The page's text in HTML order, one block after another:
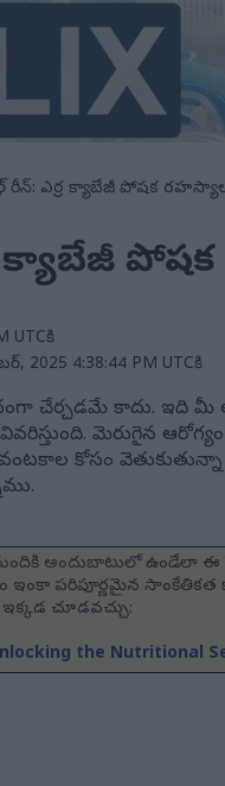
రీన్: ఎర్ర క్యాబేజీ పోషక
క్యాబేజీ
UTCకి
2025 4:38:44 PM UTCకి
చేర్చడమే కాదు. ఇది మీ
మెరుగైన
కోసం
అందుబాటులో ఉండేలా ఈ
పరిపూర్ణమైన సాంకేతికత
ఇక్కడ చూడవచ్చు:
the Nutritional